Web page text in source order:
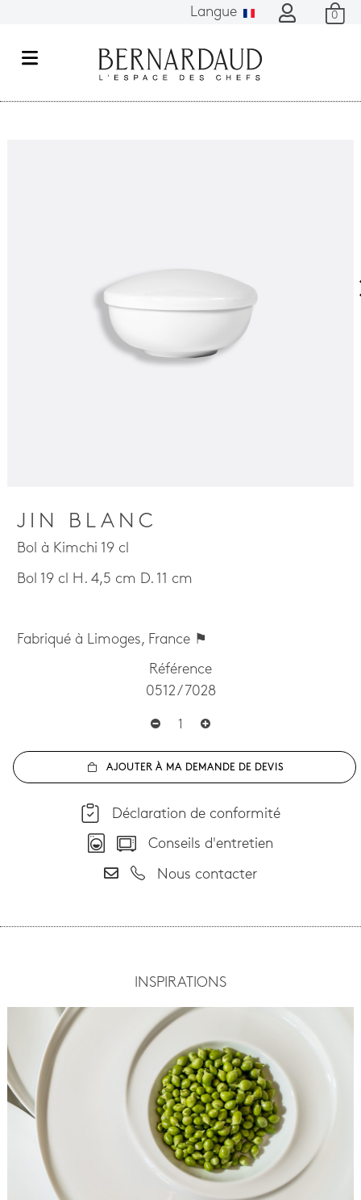
Langue 0
M
JIN BLANC
Bol à Kimchi 19 cl
Bol 19 cl H. 4,5 cm D. 11 cm
Fabriqué à Limoges, France ⚑
Référence
0512 / 7028
AJOUTER À MA DEMANDE DE DEVIS
Déclaration de conformité
Conseils d'entretien
Nous contacter
INSPIRATIONS